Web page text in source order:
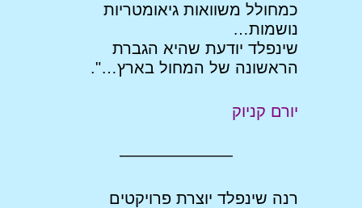
כמחולל משוואות גיאומטריות
נושמות…
שינפלד יודעת שהיא הגברת
הראשונה של המחול בארץ…".
יורם קניוק
———————
רנה שינפלד יוצרת פרויקטים